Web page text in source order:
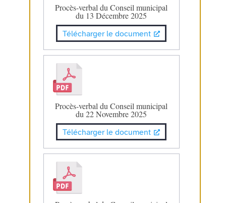
Procès-verbal du Conseil municipal
du 13 Décembre 2025
Télécharger le document
Procès-verbal du Conseil municipal
du 22 Novembre 2025
Télécharger le document